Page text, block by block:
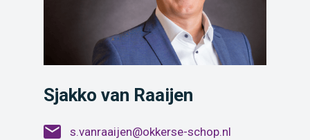
Sjakko van Raaijen
s.vanraaijen@okkerse-schop.nl